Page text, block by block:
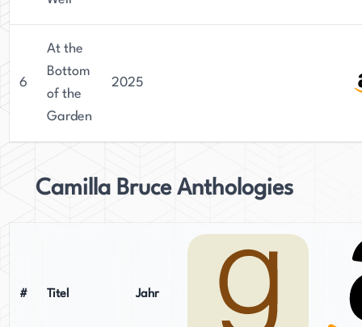
6
At the
Bottom
of the
Garden
2025
Camilla Bruce Anthologies
# Titel Jahr